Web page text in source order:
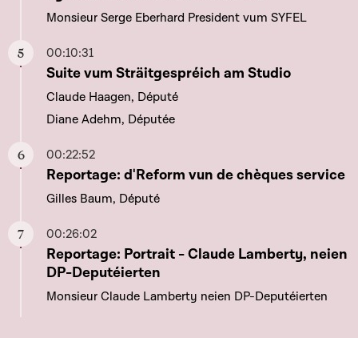
Monsieur Serge Eberhard President vum SYFEL
00:10:31
Aller à ce chapitre
Suite vum Sträitgespréich am Studio
Claude Haagen, Député
Diane Adehm, Députée
00:22:52
Aller à ce chapitre
Reportage: d'Reform vun de chèques service
Gilles Baum, Député
00:26:02
Aller à ce chapitre
Reportage: Portrait - Claude Lamberty, neien
DP-Deputéierten
Monsieur Claude Lamberty neien DP-Deputéierten